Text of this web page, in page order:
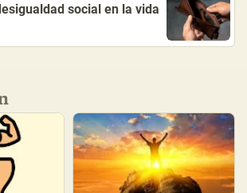
social en la vida